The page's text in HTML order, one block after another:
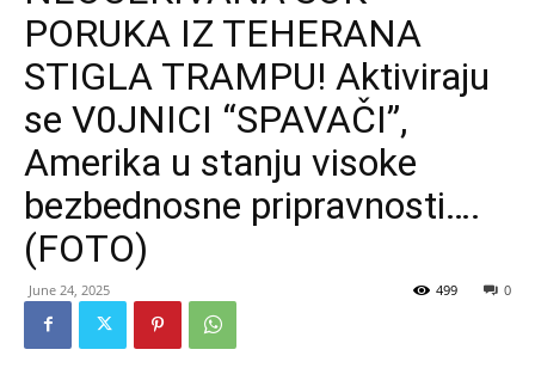
PORUKA IZ TEHERANA
STIGLA TRAMPU! Aktiviraju
se V0JNICI “SPAVAČI”,
Amerika u stanju visoke
bezbednosne pripravnosti….
(FOTO)
June 24, 2025 0
499